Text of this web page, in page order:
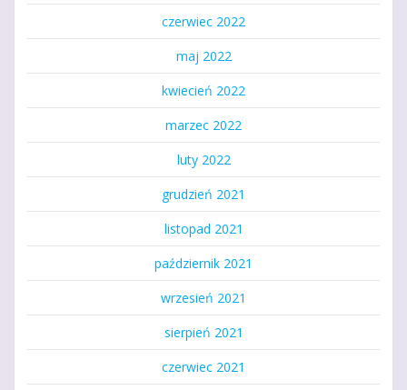
czerwiec 2022
maj 2022
kwiecień 2022
marzec 2022
luty 2022
grudzień 2021
listopad 2021
październik 2021
wrzesień 2021
sierpień 2021
czerwiec 2021